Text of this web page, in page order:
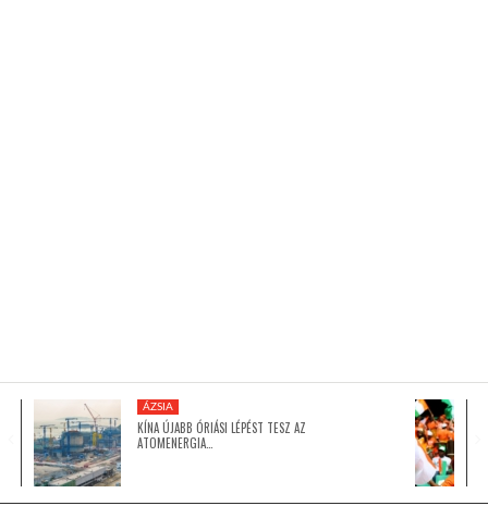
GLOBOTV BP
ÁZSIA
KÍNA ÚJABB ÓRIÁSI LÉPÉST TESZ AZ
ATOMENERGIA…